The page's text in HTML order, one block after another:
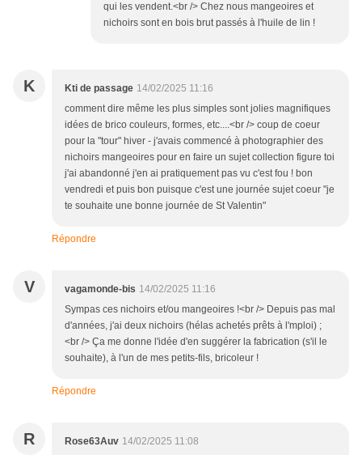
qui les vendent.<br /> Chez nous mangeoires et
nichoirs sont en bois brut passés à l'huile de lin !
K Kti de passage 14/02/2025 11:16
comment dire même les plus simples sont jolies magnifiques
idées de brico couleurs, formes, etc....<br /> coup de coeur
pour la "tour" hiver - j'avais commencé à photographier des
nichoirs mangeoires pour en faire un sujet collection figure toi
j'ai abandonné j'en ai pratiquement pas vu c'est fou ! bon
vendredi et puis bon puisque c'est une journée sujet coeur "je
te souhaite une bonne journée de St Valentin"
Répondre
V vagamonde-bis 14/02/2025 11:16
Sympas ces nichoirs et/ou mangeoires !<br /> Depuis pas mal
d'années, j'ai deux nichoirs (hélas achetés prêts à l'mploi) ;
<br /> Ça me donne l'idée d'en suggérer la fabrication (s'il le
souhaite), à l'un de mes petits-fils, bricoleur !
Répondre
R Rose63Auv 14/02/2025 11:08